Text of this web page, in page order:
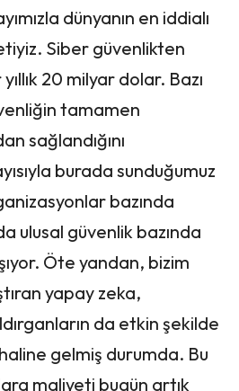
dünyanın en iddialı
Siber güvenlikten
20 milyar dolar. Bazı
tamamen
sağlandığını
burada sunduğumuz
bazında
ulusal güvenlik bazında
Öte yandan, bizim
yapay zeka,
da etkin şekilde
gelmiş durumda. Bu
maliyeti bugün artık